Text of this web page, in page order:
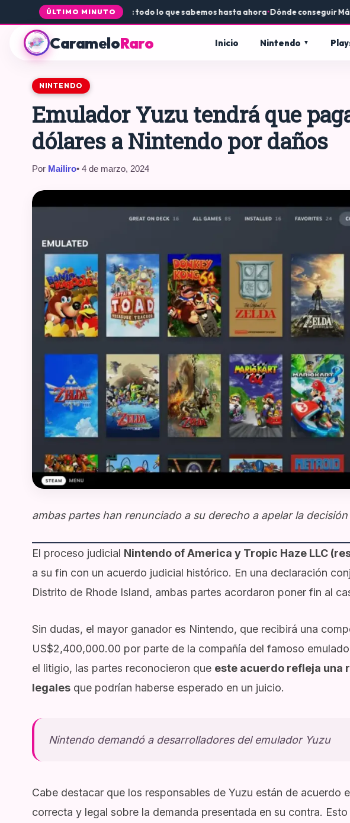
ÚLTIMO MINUTO
de Rogue Core a PS5 y Xbox: todo lo que sabemos hasta ahora•Dónde conseguir
CarameloRaro Inicio Nintendo
NINTENDO
Emulador Yuzu tendrá que
dólares a Nintendo por daños
Por Mailiro• 4 de marzo, 2024
ambas partes han renunciado a su derecho a apelar la
El proceso judicial Nintendo of America y Tropic Haze LLC
a su fin con un acuerdo judicial histórico. En una declaración
Distrito de Rhode Island, ambas partes acordaron poner fin al
Sin dudas, el mayor ganador es Nintendo, que recibirá una
US$2,400,000.00 por parte de la compañía del famoso
el litigio, las partes reconocieron que este acuerdo refleja una
legalesque podrían haberse esperado en un juicio.
Nintendo demandó a desarrolladores del emulador Yuzu
Cabe destacar que los responsables de Yuzu están de acuerdo
correcta y legal sobre la demanda presentada en su contra.